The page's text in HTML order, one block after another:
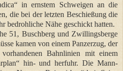
in ernstem Schweigen an die
die bei der letzten Beschießung die
bedrohliche Nähe geschickt hatten.
51, Buschberg und Zwillingsberge
kamen von einem Panzerzug, der
Bahnlinien mit einem
hin- und herfuhr. Die Mann-